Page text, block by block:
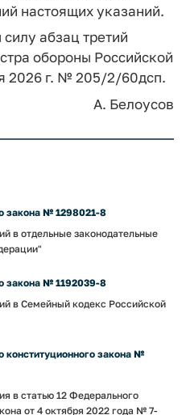
настоящих указаний.
абзац третий
обороны Российской
2026 г. № 205/2/60дсп.
А. Белоусов
закона № 1298021-8
в отдельные законодательные
закона № 1192039-8
в Семейный кодекс Российской
конституционного закона №
в статью 12 Федерального
от 4 октября 2022 года № 7-